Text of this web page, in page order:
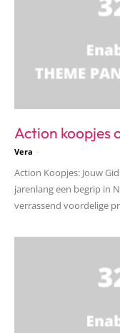
Action koopjes
Vera -
Action Koopjes: Jouw
jarenlang een begrip in
verrassend voordelige